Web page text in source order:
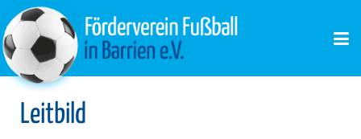
Leitbild